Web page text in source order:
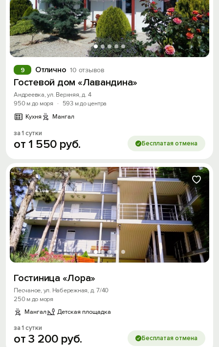
Отлично 10 отзывов
9
Гостевой дом «Лавандина»
Андреевка, ул. Верхняя, д. 4
950 м до моря
·
593 м до центра
Кухня
Мангал
за 1 сутки
от 1 550 руб. Бесплатая отмена
Гостиница «Лора»
Песчаное, ул. Набережная, д. 7/40
250 м до моря
Мангал
Детская площадка
за 1 сутки
от3 200 руб. Бесплатая отмена